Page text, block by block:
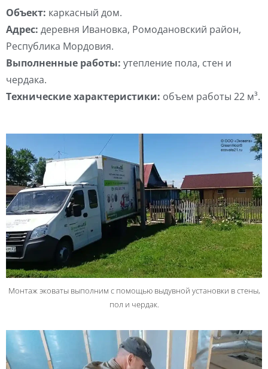
Объект: каркасный дом.
Адрес: деревня Ивановка, Ромодановский район,
Республика Мордовия.
Выполненные работы: утепление пола, стен и
чердака.
Технические характеристики: объем работы 22 м³.
Монтаж эковаты выполним с помощью выдувной установки в стены,
пол и чердак.